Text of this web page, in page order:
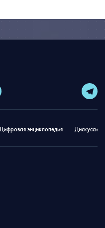
Цифровая энциклопедия